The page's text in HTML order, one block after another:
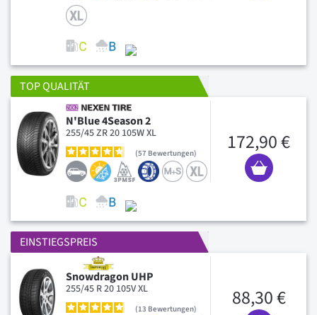
TOP QUALITÄT
N'Blue 4Season 2
255/45 ZR 20 105W XL
57 Bewertungen 172,90 €
EINSTIEGSPREIS
Snowdragon UHP
255/45 R 20 105V XL
13 Bewertungen 88,30 €